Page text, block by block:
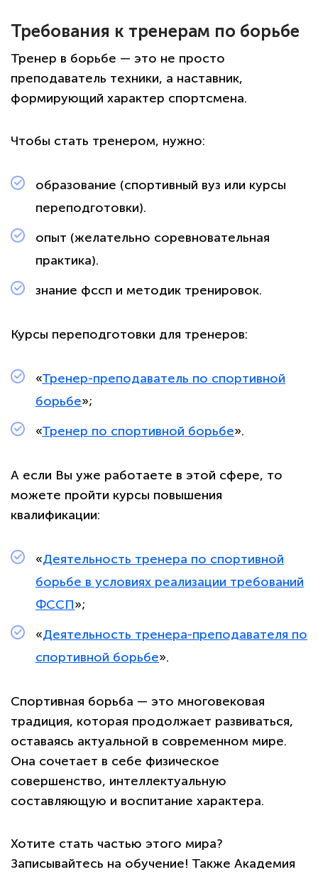
Требования к тренерам по борьбе
Тренер в борьбе — это не просто
преподаватель техники, а наставник,
формирующий характер спортсмена.
Чтобы стать тренером, нужно:
образование (спортивный вуз или курсы
переподготовки).
опыт (желательно соревновательная
практика).
знание фссп и методик тренировок.
Курсы переподготовки для тренеров:
«Тренер-преподаватель по спортивной
борьбе»;
«Тренер по спортивной борьбе».
А если Вы уже работаете в этой сфере, то
можете пройти курсы повышения
квалификации:
«Деятельность тренера по спортивной
борьбе в условиях реализации требований
ФССП»;
«Деятельность тренера-преподавателя по
спортивной борьбе».
Спортивная борьба — это многовековая
традиция, которая продолжает развиваться,
оставаясь актуальной в современном мире.
Она сочетает в себе физическое
совершенство, интеллектуальную
составляющую и воспитание характера.
Хотите стать частью этого мира?
Записывайтесь на обучение! Также Академия